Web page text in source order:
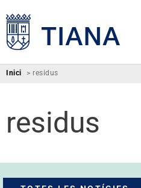
Inici > residus
residus